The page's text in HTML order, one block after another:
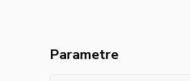
Parametre